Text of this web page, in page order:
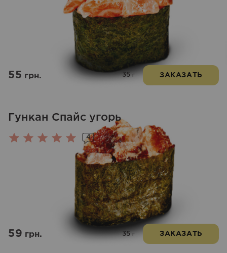
55грн. 35 г ЗАКАЗАТЬ
Гункан Спайс угорь
4
59грн. 35 г ЗАКАЗАТЬ